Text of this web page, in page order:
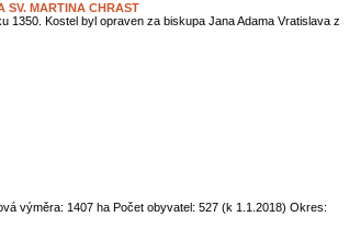
SV. MARTINA CHRAST
1350. Kostel byl opraven za biskupa Jana Adama Vratislava z
výměra: 1407 ha Počet obyvatel: 527 (k 1.1.2018) Okres: